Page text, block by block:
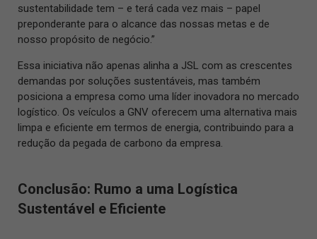
sustentabilidade tem – e terá cada vez mais – papel
preponderante para o alcance das nossas metas e de
nosso propósito de negócio.”
Essa iniciativa não apenas alinha a JSL com as crescentes
demandas por soluções sustentáveis, mas também
posiciona a empresa como uma líder inovadora no mercado
logístico. Os veículos a GNV oferecem uma alternativa mais
limpa e eficiente em termos de energia, contribuindo para a
redução da pegada de carbono da empresa.
Conclusão: Rumo a uma Logística
Sustentável e Eficiente